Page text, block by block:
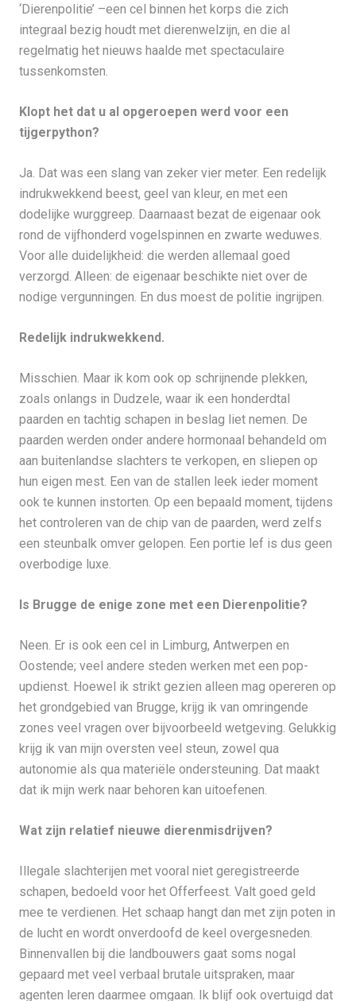
‘Dierenpolitie’ –een cel binnen het korps die zich
integraal bezig houdt met dierenwelzijn, en die al
regelmatig het nieuws haalde met spectaculaire
tussenkomsten.
Klopt het dat u al opgeroepen werd voor een
tijgerpython?
Ja. Dat was een slang van zeker vier meter. Een redelijk
indrukwekkend beest, geel van kleur, en met een
dodelijke wurggreep. Daarnaast bezat de eigenaar ook
rond de vijfhonderd vogelspinnen en zwarte weduwes.
Voor alle duidelijkheid: die werden allemaal goed
verzorgd. Alleen: de eigenaar beschikte niet over de
nodige vergunningen. En dus moest de politie ingrijpen.
Redelijk indrukwekkend.
Misschien. Maar ik kom ook op schrijnende plekken,
zoals onlangs in Dudzele, waar ik een honderdtal
paarden en tachtig schapen in beslag liet nemen. De
paarden werden onder andere hormonaal behandeld om
aan buitenlandse slachters te verkopen, en sliepen op
hun eigen mest. Een van de stallen leek ieder moment
ook te kunnen instorten. Op een bepaald moment, tijdens
het controleren van de chip van de paarden, werd zelfs
een steunbalk omver gelopen. Een portie lef is dus geen
overbodige luxe.
Is Brugge de enige zone met een Dierenpolitie?
Neen. Er is ook een cel in Limburg, Antwerpen en
Oostende; veel andere steden werken met een pop-
updienst. Hoewel ik strikt gezien alleen mag opereren op
het grondgebied van Brugge, krijg ik van omringende
zones veel vragen over bijvoorbeeld wetgeving. Gelukkig
krijg ik van mijn oversten veel steun, zowel qua
autonomie als qua materiële ondersteuning. Dat maakt
dat ik mijn werk naar behoren kan uitoefenen.
Wat zijn relatief nieuwe dierenmisdrijven?
Illegale slachterijen met vooral niet geregistreerde
schapen, bedoeld voor het Offerfeest. Valt goed geld
mee te verdienen. Het schaap hangt dan met zijn poten in
de lucht en wordt onverdoofd de keel overgesneden.
Binnenvallen bij die landbouwers gaat soms nogal
gepaard met veel verbaal brutale uitspraken, maar
agenten leren daarmee omgaan. Ik blijf ook overtuigd dat